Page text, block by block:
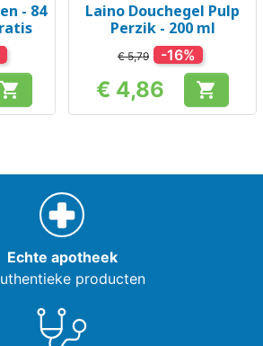
- 84

Laino Douchegel Pulp
Perzik - 200 ml
€ 5,79 -16%
Prijs
€ 4,86 
Echte apotheek
producten